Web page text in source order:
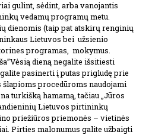
gulint, sėdint, arba vanojantis
vedamų programų metu.
dienomis (taip pat atskirų renginių
Lietuvos bei užsienio
programas, mokymus.
dieną negalite išsitiesti
pasinerti į putas prigludę prie
procedūroms naudojami
turkišką hamamą, tačiau „Jūros
Lietuvos pirtininkų
priežiūros priemonės – vietinės
Pirties malonumus galite užbaigti